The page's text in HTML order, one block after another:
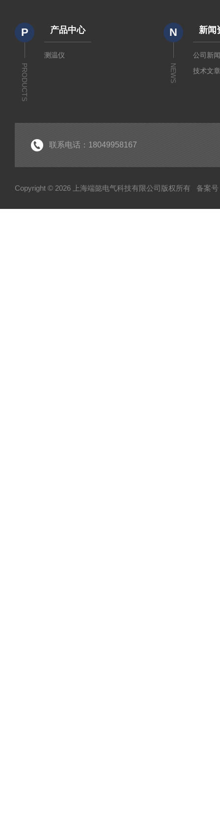
P
PRODUCTS
产品中心
测温仪
N
NEWS
新闻
公司新
技术文
联系电话：18049958167
Copyright © 2026 上海端懿电气科技有限公司版权所有 备案号